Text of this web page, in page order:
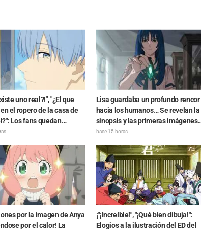
uno real?!", "¿El que
el ropero de la casa de
Los fans quedan
ante la revelación del
en el episodio 1 de
Más allá del final del
Lisa guardaba un profundo rencor
hacia los humanos… Se revelan la
sinopsis y las primeras imágenes
del episodio 6 del anime
hace 15 horas
por la imagen de Anya
por el calor! La
¡"¡Increíble!", "¡Qué bien dibuja!":
Elogios a la ilustración del ED del